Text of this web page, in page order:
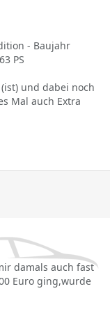
- Baujahr
PS
und dabei noch
Mal auch Extra
damals auch fast
Euro ging,wurde